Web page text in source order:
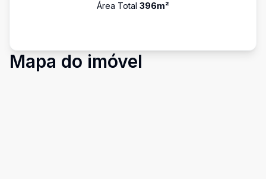
Área Total 396m²
Mapa do imóvel